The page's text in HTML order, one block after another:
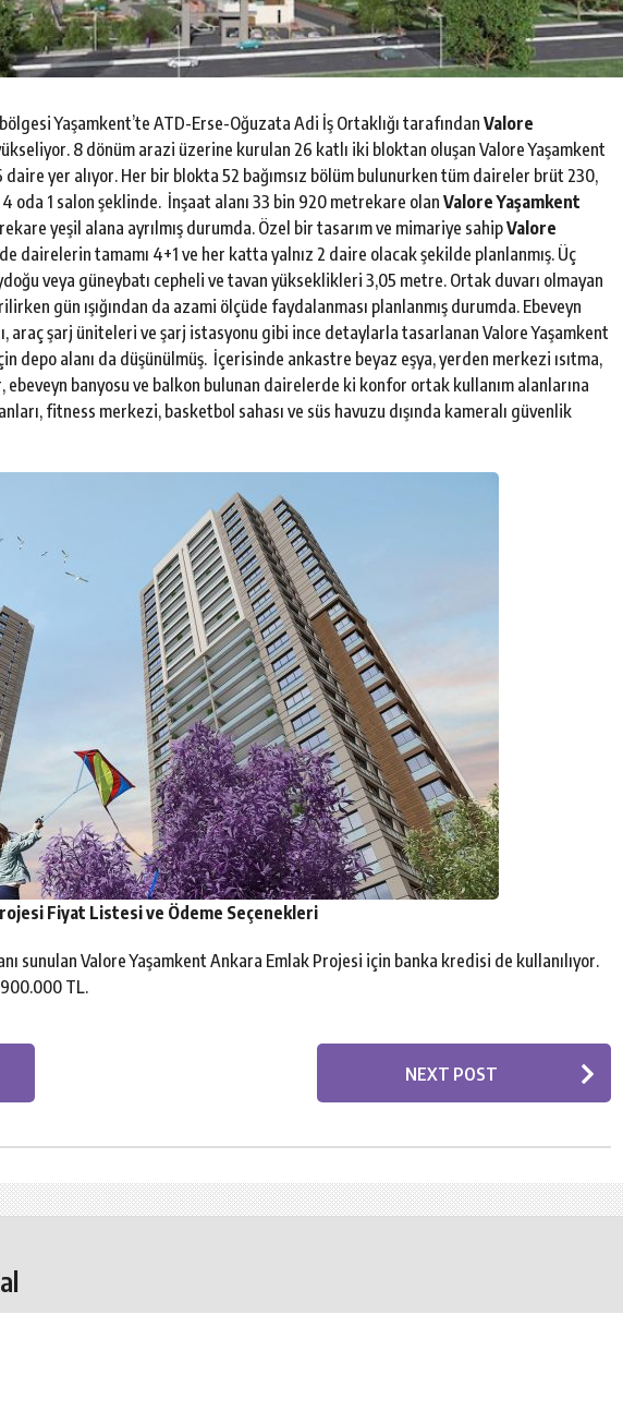
Yaşamkent’te ATD-Erse-Oğuzata Adi İş Ortaklığı tarafından Valore
8 dönüm arazi üzerine kurulan 26 katlı iki bloktan oluşan Valore Yaşamkent
yer alıyor. Her bir blokta 52 bağımsız bölüm bulunurken tüm daireler brüt 230,
oda 1 salon şeklinde. İnşaat alanı 33 bin 920 metrekare olan Valore Yaşamkent
yeşil alana ayrılmış durumda. Özel bir tasarım ve mimariye sahipValore
dairelerin tamamı 4+1 ve her katta yalnız 2 daire olacak şekilde planlanmış. Üç
veya güneybatı cepheli ve tavan yükseklikleri 3,05 metre. Ortak duvarı olmayan
gün ışığından da azami ölçüde faydalanması planlanmış durumda. Ebeveyn
araç şarj üniteleri ve şarj istasyonu gibi ince detaylarla tasarlanan Valore Yaşamkent
depo alanı da düşünülmüş. İçerisinde ankastre beyaz eşya, yerden merkezi ısıtma,
ebeveyn banyosu ve balkon bulunan dairelerde ki konfor ortak kullanım alanlarına
fitness merkezi, basketbol sahası ve süs havuzu dışında kameralı güvenlik
Fiyat Listesi ve Ödeme Seçenekleri
sunulan Valore Yaşamkent Ankara Emlak Projesi için banka kredisi de kullanılıyor.
TL.
NEXT POST